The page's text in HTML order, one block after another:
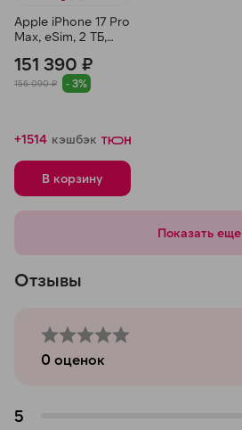
Apple iPhone 17 Pro
Max, eSim, 2 ТБ,
151 390 ₽
156 090 ₽ - 3%
+1514 кэшбэк
В корзину
Показать еще
Отзывы
0 оценок
5